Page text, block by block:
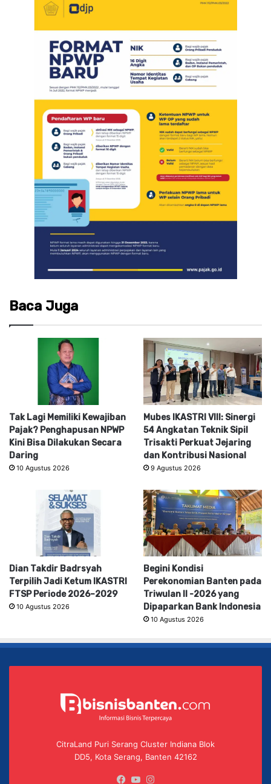
Baca Juga
Tak Lagi Memiliki Kewajiban
Pajak? Penghapusan NPWP
Kini Bisa Dilakukan Secara
Daring
10 Agustus 2026
Mubes IKASTRI VIII: Sinergi
54 Angkatan Teknik Sipil
Trisakti Perkuat Jejaring
dan Kontribusi Nasional
9 Agustus 2026
Dian Takdir Badrsyah
Terpilih Jadi Ketum IKASTRI
FTSP Periode 2026–2029
10 Agustus 2026
Begini Kondisi
Perekonomian Banten pada
Triwulan II -2026 yang
Dipaparkan Bank Indonesia
10 Agustus 2026
CitraLand Puri Serang Cluster Indiana Blok
DD5, Kota Serang, Banten 42162
Facebook
YouTube